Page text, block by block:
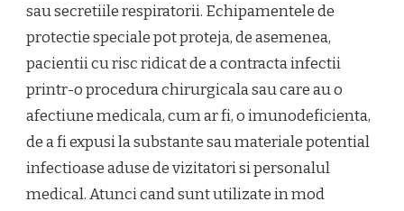
sau secretiile respiratorii. Echipamentele de
protectie speciale pot proteja, de asemenea,
pacientii cu risc ridicat de a contracta infectii
printr-o procedura chirurgicala sau care au o
afectiune medicala, cum ar fi, o imunodeficienta,
de a fi expusi la substante sau materiale potential
infectioase aduse de vizitatori si personalul
medical. Atunci cand sunt utilizate in mod